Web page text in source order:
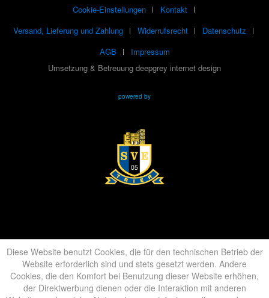
Cookie-Einstellungen
Kontakt
Versand, Lieferung und Zahlung
Widerrufsrecht
Datenschutz
AGB
Impressum
Umsetzung & Betreuung deepgrey internet design
powered by
Diese Website benutzt Cookies, die für den technischen Betrieb der
Website erforderlich sind und stets gesetzt werden. Andere
Cookies, die den Komfort bei Benutzung dieser Website erhöhen,
der Direktwerbung dienen oder die Interaktion mit anderen